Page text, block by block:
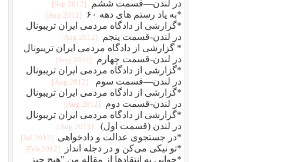
در لندن—قسمت ششم
[2012 Sep]
*به یاد رستم های دهه ۶۰ [2012 Aug]
*گزارشی از دادگاه مردمی ایران تریبونال
در لندن-قسمت پنجم
[2012 Aug]
* گزارشی از دادگاه مردمی ایران تریبونال
در لندن-قسمت چهارم
[2012 Aug]
*گزارشی از دادگاه مردمی ایران تریبونال
در لندن—قسمت سوم
[2012 Aug]
*گزارشی از دادگاه مردمی ایران تریبونال
در لندن-قسمت دوم
[2012 Aug]
*گزارشی از دادگاه مردمی ایران تریبونال
در لندن (قسمت اول)
[2012 Aug]
*در جستجوی عدالت و دادخواهی [2012 Jul]
*تو نیکی می‌کن و در دجله انداز [2012 Feb]
*جوابی به انتقادها از مقاله من "هیچ چیز